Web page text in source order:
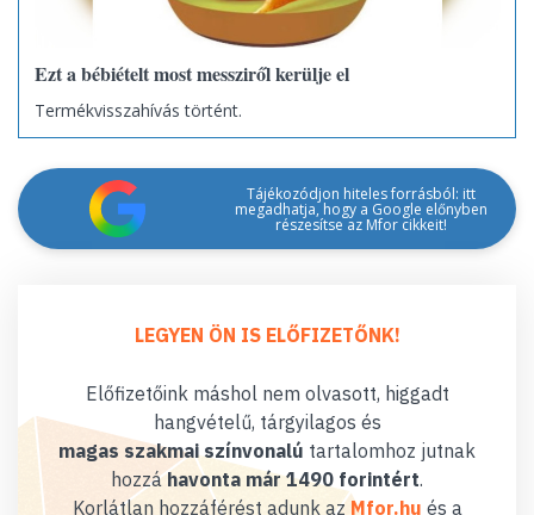
Ezt a bébiételt most messziről kerülje el
Termékvisszahívás történt.
Tájékozódjon hiteles forrásból: itt
megadhatja, hogy a Google előnyben
részesítse az Mfor cikkeit!
LEGYEN ÖN IS ELŐFIZETŐNK!
Előfizetőink máshol nem olvasott, higgadt
hangvételű, tárgyilagos és
magas szakmai színvonalú tartalomhoz jutnak
hozzáhavonta már 1490 forintért.
Korlátlan hozzáférést adunk az Mfor.hu és a